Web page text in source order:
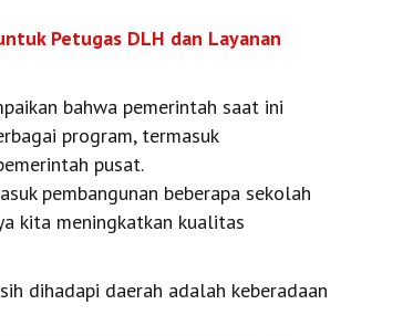
Petugas DLH dan Layanan
bahwa pemerintah saat ini
program, termasuk
pusat.
pembangunan beberapa sekolah
kita meningkatkan kualitas
dihadapi daerah adalah keberadaan